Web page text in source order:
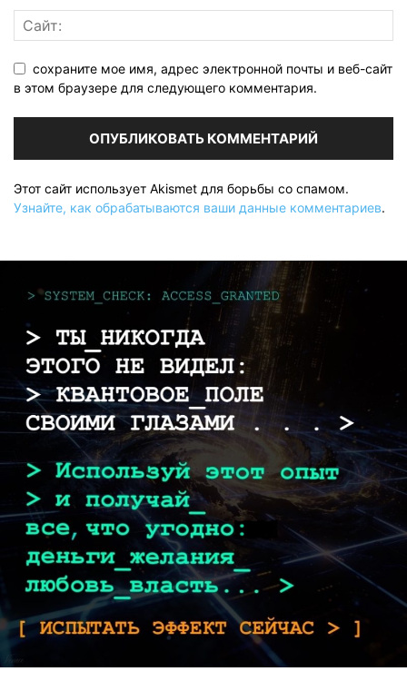
сохраните мое имя, адрес электронной почты и веб-сайт
в этом браузере для следующего комментария.
Этот сайт использует Akismet для борьбы со спамом.
Узнайте, как обрабатываются ваши данные комментариев.